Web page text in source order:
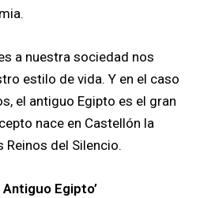
a nuestra sociedad nos
estilo de vida. Y en el caso
el antiguo Egipto es el gran
nace en Castellón la
Reinos del Silencio.
Egipto’